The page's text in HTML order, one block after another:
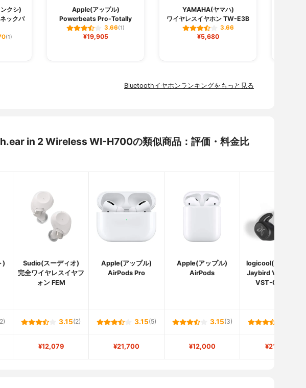
クシ)
ックバ
(1)
Apple(アップル)
Powerbeats Pro-Totally
3.66(1)
¥19,905
YAMAHA(ヤマハ)
ワイヤレスイヤホン TW-E3B
3.66
¥5,680
Bluetoothイヤホンランキングをもっと見る
in 2 Wireless WI-H700の類似商品：評価・料金比
)
Sudio(スーディオ)
完全ワイヤレスイヤフ
ォン FEM
Apple(アップル)
AirPods Pro
Apple(アップル)
AirPods
logicool(ロジクール)
Jaybird VISTA JBD-
VST-001NGM
3.15(2) 3.15(5) 3.15(3)
¥12,079 ¥21,700 ¥12,000 ¥21,890